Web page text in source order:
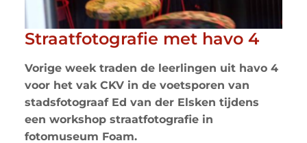
Straatfotografie met havo 4
Vorige week traden de leerlingen uit havo 4
voor het vak CKV in de voetsporen van
stadsfotograaf Ed van der Elsken tijdens
een workshop straatfotografie in
fotomuseum Foam.